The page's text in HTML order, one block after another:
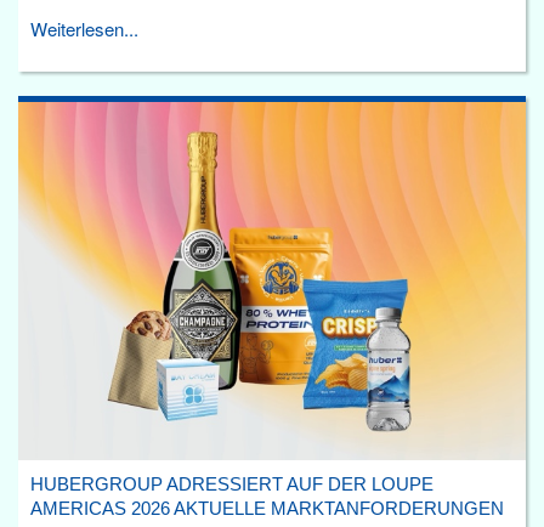
Weiterlesen...
HUBERGROUP ADRESSIERT AUF DER LOUPE
AMERICAS 2026 AKTUELLE MARKTANFORDERUNGEN